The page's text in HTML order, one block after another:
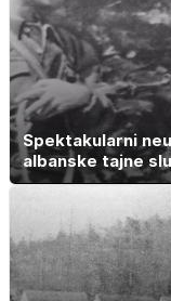
Spektakularni
albanske tajne